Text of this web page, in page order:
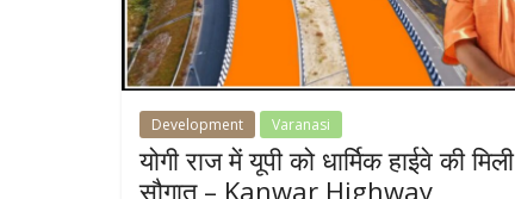
Development Varanasi
योगी राज में यूपी को धार्मिक हाईवे की मिली
सौगात – Kanwar Highway